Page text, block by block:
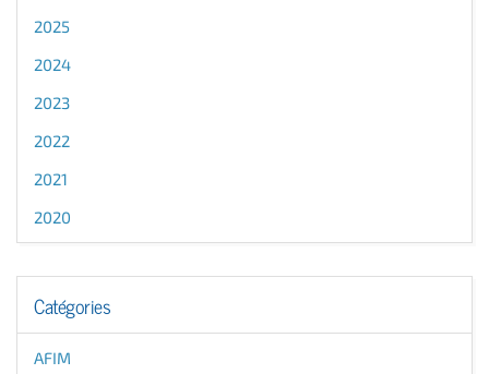
2025
2024
2023
2022
2021
2020
Catégories
AFIM